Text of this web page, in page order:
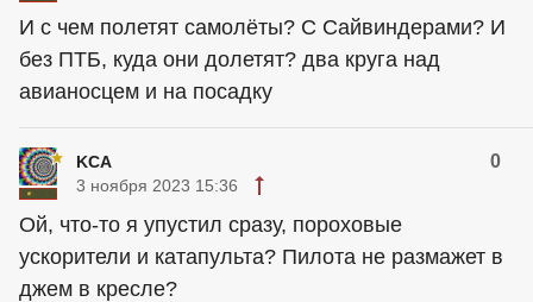
И с чем полетят самолёты? С Сайвиндерами? И
без ПТБ, куда они долетят? два круга над
авианосцем и на посадку
KCA 0
3 ноября 2023 15:36
Ой, что-то я упустил сразу, пороховые
ускорители и катапульта? Пилота не размажет в
джем в кресле?